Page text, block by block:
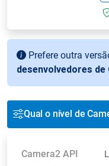
Prefere outra
desenvolvedores de
Qual o nível de
Camera2 API